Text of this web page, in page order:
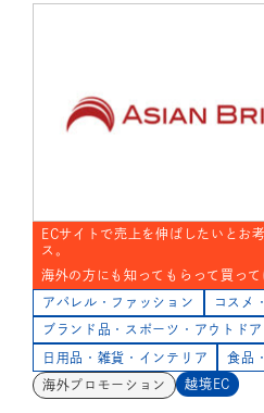
ECサイトで売上を伸ばしたいとお
ス。
海外の方にも知ってもらって買って
アパレル・ファッション コスメ
ブランド品・スポーツ・アウトドア
日用品・雑貨・インテリア 食品
海外プロモーション 越境EC